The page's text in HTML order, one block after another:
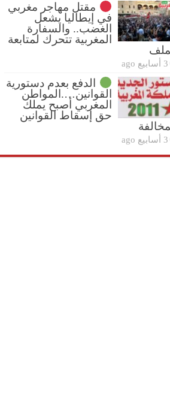
مقتل مهاجر مغربي
في إيطاليا يشعل
الغضب.. والسفارة
المغربية تتحرك لمتابعة
3 أسابيع ago
الدفع بعدم دستورية
القوانين….المواطن
المغربي أصبح يملك
حق إسقاط القوانين
3 أسابيع ago